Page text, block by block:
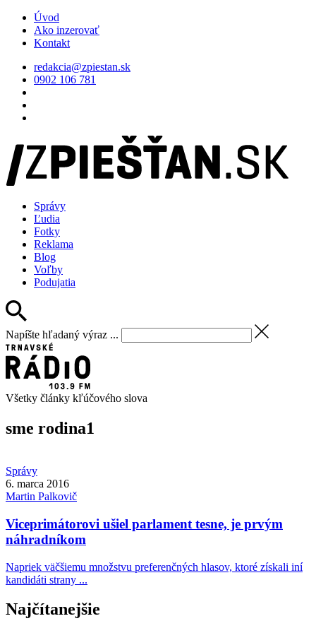
Úvod
Ako inzerovať
Kontakt
redakcia@zpiestan.sk
0902 106 781
Správy
Ľudia
Fotky
Reklama
Blog
Voľby
Podujatia
Napíšte hľadaný výraz ...
Všetky články kľúčového slova
sme rodina1
Správy
6. marca 2016
Martin Palkovič
Viceprimátorovi ušiel parlament tesne, je prvým
náhradníkom
Napriek väčšiemu množstvu preferenčných hlasov, ktoré získali iní
kandidáti strany ...
Najčítanejšie